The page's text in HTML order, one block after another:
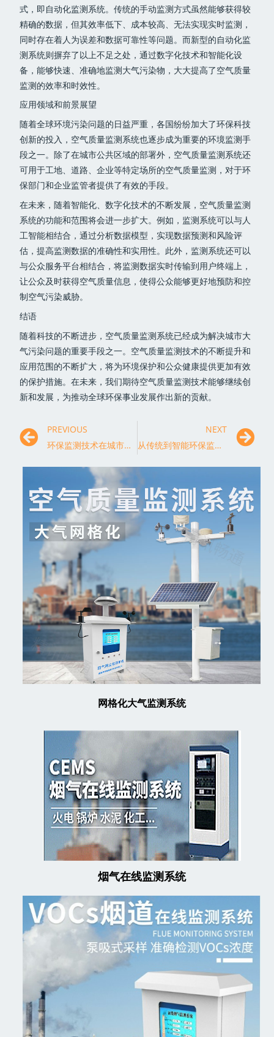
式，即自动化监测系统。传统的手动监测方式虽然能够获得较
精确的数据，但其效率低下、成本较高、无法实现实时监测，
同时存在着人为误差和数据可靠性等问题。而新型的自动化监
测系统则摒弃了以上不足之处，通过数字化技术和智能化设
备，能够快速、准确地监测大气污染物，大大提高了空气质量
监测的效率和时效性。
应用领域和前景展望
随着全球环境污染问题的日益严重，各国纷纷加大了环保科技
创新的投入，空气质量监测系统也逐步成为重要的环境监测手
段之一。除了在城市公共区域的部署外，空气质量监测系统还
可用于工地、道路、企业等特定场所的空气质量监测，对于环
保部门和企业监管者提供了有效的手段。
在未来，随着智能化、数字化技术的不断发展，空气质量监测
系统的功能和范围将会进一步扩大。例如，监测系统可以与人
工智能相结合，通过分析数据模型，实现数据预测和风险评
估，提高监测数据的准确性和实用性。此外，监测系统还可以
与公众服务平台相结合，将监测数据实时传输到用户终端上，
让公众及时获得空气质量信息，使得公众能够更好地预防和控
制空气污染威胁。
结语
随着科技的不断进步，空气质量监测系统已经成为解决城市大
气污染问题的重要手段之一。空气质量监测技术的不断提升和
应用范围的不断扩大，将为环境保护和公众健康提供更加有效
的保护措施。在未来，我们期待空气质量监测技术能够继续创
新和发展，为推动全球环保事业发展作出新的贡献。
PREVIOUS
环保监测技术在城市空气质量改善中的应用与挑战
NEXT
从传统到智能环保监测技术的发展趋势
网格化大气监测系统
烟气在线监测系统